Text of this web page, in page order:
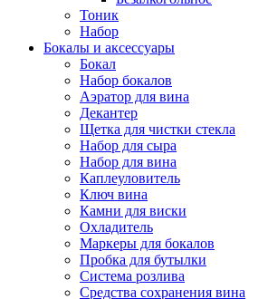
Тоник
Набор
Бокалы и аксессуары
Бокал
Набор бокалов
Аэратор для вина
Декантер
Щетка для чистки стекла
Набор для сыра
Набор для вина
Каплеуловитель
Ключ вина
Камни для виски
Охладитель
Маркеры для бокалов
Пробка для бутылки
Система розлива
Средства сохранения вина